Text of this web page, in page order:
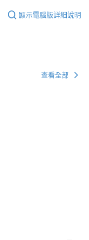
顯示電腦版詳細說明
查看全部